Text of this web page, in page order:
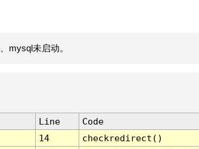
mysql未启动。
Line
Code
14
checkredirect()